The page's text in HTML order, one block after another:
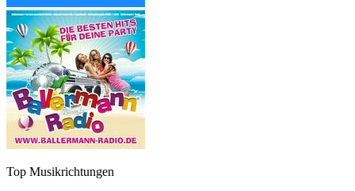
Top Musikrichtungen